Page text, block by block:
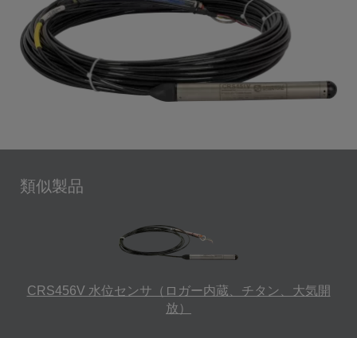
類似製品
CRS456V 水位センサ（ロガー内蔵、チタン、大気開
放）